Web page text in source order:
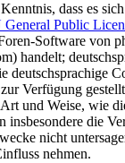
dass es
Public
Software von
handelt;
deutschsprachige
Verfügung
und Weise, wie
insbesondere die
nicht
nehmen.